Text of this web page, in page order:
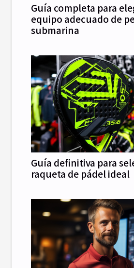
Guía completa para
equipo adecuado de
submarina
Guía definitiva para
raqueta de pádel ideal